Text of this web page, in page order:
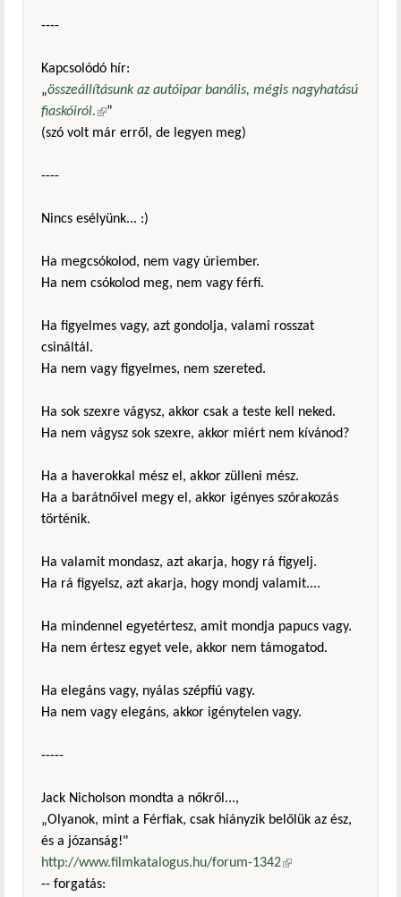
----
Kapcsolódó hír:
„összeállításunk az autóipar banális, mégis nagyhatású
fiaskóiról.(külső hivatkozás)
”
(szó volt már erről, de legyen meg)
----
Nincs esélyünk... :)
Ha megcsókolod, nem vagy úriember.
Ha nem csókolod meg, nem vagy férfi.
Ha figyelmes vagy, azt gondolja, valami rosszat
csináltál.
Ha nem vagy figyelmes, nem szereted.
Ha sok szexre vágysz, akkor csak a teste kell neked.
Ha nem vágysz sok szexre, akkor miért nem kívánod?
Ha a haverokkal mész el, akkor zülleni mész.
Ha a barátnőivel megy el, akkor igényes szórakozás
történik.
Ha valamit mondasz, azt akarja, hogy rá figyelj.
Ha rá figyelsz, azt akarja, hogy mondj valamit....
Ha mindennel egyetértesz, amit mondja papucs vagy.
Ha nem értesz egyet vele, akkor nem támogatod.
Ha elegáns vagy, nyálas szépfiú vagy.
Ha nem vagy elegáns, akkor igénytelen vagy.
-----
Jack Nicholson mondta a nőkről...,
„Olyanok, mint a Férfiak, csak hiányzik belőlük az ész,
és a józanság!"
http://www.filmkatalogus.hu/forum-1342(külső
-- forgatás: